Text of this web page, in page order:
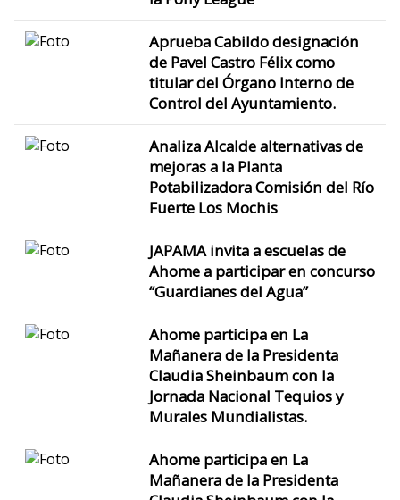
Aprueba Cabildo designación
de Pavel Castro Félix como
titular del Órgano Interno de
Control del Ayuntamiento.
Analiza Alcalde alternativas de
mejoras a la Planta
Potabilizadora Comisión del Río
Fuerte Los Mochis
JAPAMA invita a escuelas de
Ahome a participar en concurso
“Guardianes del Agua”
Ahome participa en La
Mañanera de la Presidenta
Claudia Sheinbaum con la
Jornada Nacional Tequios y
Murales Mundialistas.
Ahome participa en La
Mañanera de la Presidenta